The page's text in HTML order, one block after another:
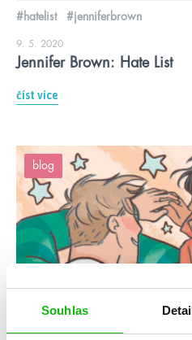
Souhlas
#hatelist #jenniferbrown
9. 5. 2020
Jennifer Brown: Hate List
číst více
blog